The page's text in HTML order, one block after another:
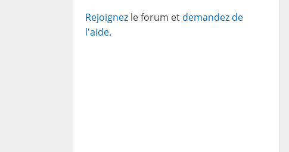
Rejoignez le forum et demandez de
l'aide.